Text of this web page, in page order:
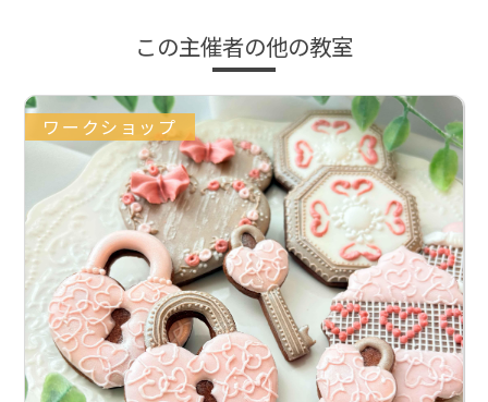
この主催者の他の教室
ワークショップ